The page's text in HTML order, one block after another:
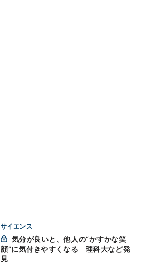
サイエンス
顔”に気付きやすくなる 理科大など発
見